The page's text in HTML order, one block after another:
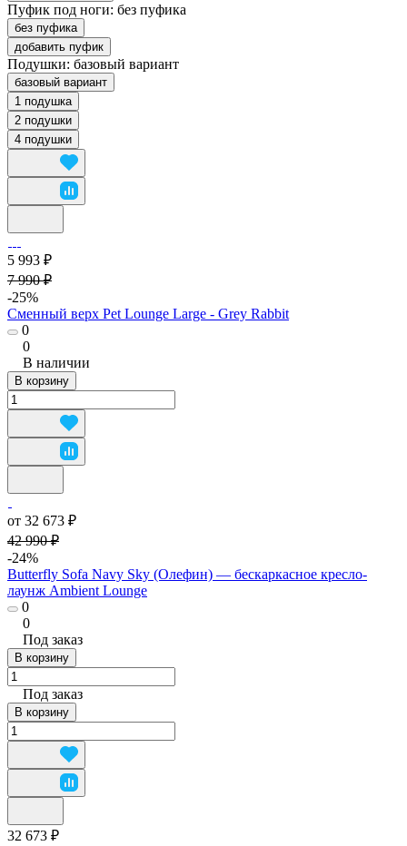
Пуфик под ноги: без пуфика
без пуфика
добавить пуфик
Подушки: базовый вариант
базовый вариант
1 подушка
2 подушки
4 подушки
5 993 ₽
7 990 ₽
-25%
Сменный верх Pet Lounge Large - Grey Rabbit
0
0
В наличии
В корзину
от 32 673 ₽
42 990 ₽
-24%
Butterfly Sofa Navy Sky (Олефин) — бескаркасное кресло-
лаунж Ambient Lounge
0
0
Под заказ
В корзину
Под заказ
В корзину
32 673 ₽